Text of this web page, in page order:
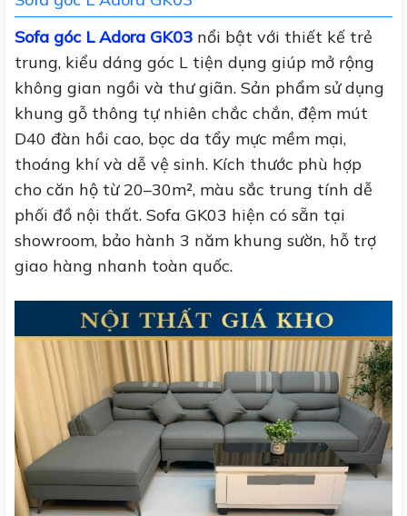
Sofa góc L Adora GK03 nổi bật với thiết kế trẻ
trung, kiểu dáng góc L tiện dụng giúp mở rộng
không gian ngồi và thư giãn. Sản phẩm sử dụng
khung gỗ thông tự nhiên chắc chắn, đệm mút
D40 đàn hồi cao, bọc da tẩy mực mềm mại,
thoáng khí và dễ vệ sinh. Kích thước phù hợp
cho căn hộ từ 20–30m², màu sắc trung tính dễ
phối đồ nội thất. Sofa GK03 hiện có sẵn tại
showroom, bảo hành 3 năm khung sườn, hỗ trợ
giao hàng nhanh toàn quốc.